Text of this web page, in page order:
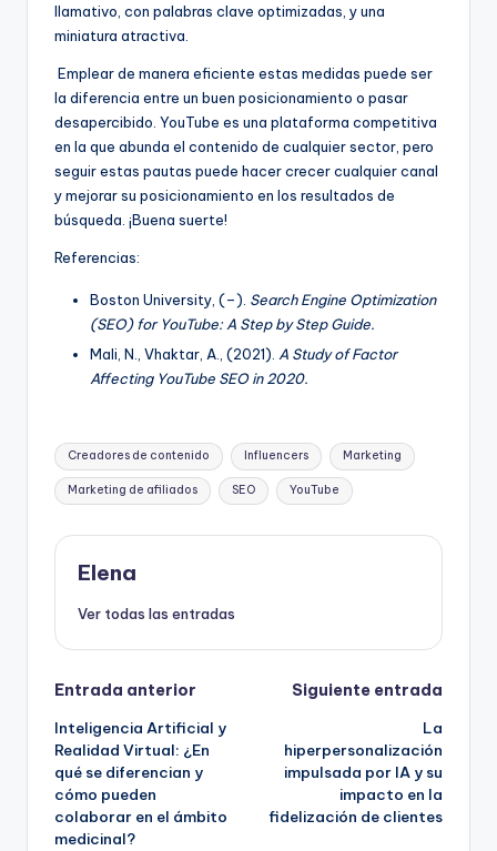
llamativo, con palabras clave optimizadas, y una
miniatura atractiva.
Emplear de manera eficiente estas medidas puede ser
la diferencia entre un buen posicionamiento o pasar
desapercibido. YouTube es una plataforma competitiva
en la que abunda el contenido de cualquier sector, pero
seguir estas pautas puede hacer crecer cualquier canal
y mejorar su posicionamiento en los resultados de
búsqueda. ¡Buena suerte!
Referencias:
Boston University, (–). Search Engine Optimization
(SEO) for YouTube: A Step by Step Guide.
Mali, N., Vhaktar, A., (2021). A Study of Factor
Affecting YouTube SEO in 2020.
Etiquetas:
Creadores de contenido Influencers Marketing
Marketing de afiliados SEO YouTube
Elena
Ver todas las entradas
Navegación
de
entradas
Entrada anterior
Inteligencia Artificial y
Realidad Virtual: ¿En
qué se diferencian y
cómo pueden
colaborar en el ámbito
medicinal?
Siguiente entrada
La
hiperpersonalización
impulsada por IA y su
impacto en la
fidelización de clientes